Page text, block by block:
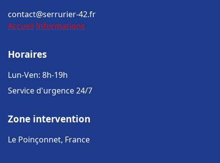
contact@serrurier-42.fr
Accueil Informations
Horaires
Lun-Ven: 8h-19h
Service d'urgence 24/7
Zone intervention
Le Poinçonnet, France